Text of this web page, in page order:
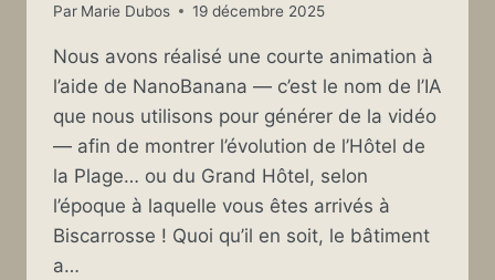
Par Marie Dubos 19 décembre 2025
Nous avons réalisé une courte animation à
l’aide de NanoBanana — c’est le nom de l’IA
que nous utilisons pour générer de la vidéo
— afin de montrer l’évolution de l’Hôtel de
la Plage… ou du Grand Hôtel, selon
l’époque à laquelle vous êtes arrivés à
Biscarrosse ! Quoi qu’il en soit, le bâtiment
a…